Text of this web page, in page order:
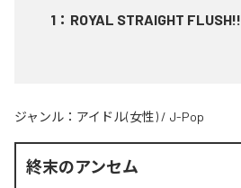
1 ： ROYAL STRAIGHT FLUSH!!
ジャンル： アイドル(女性) / J-Pop
終末のアンセム